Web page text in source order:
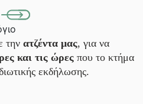
την ατζέντα μας, για να
και τις ώρες που το κτήμα
εκδήλωσης.